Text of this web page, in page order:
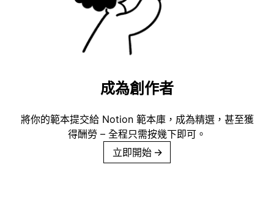
成為創作者
將你的範本提交給 Notion 範本庫，成為精選，甚至獲
得酬勞 – 全程只需按幾下即可。
立即開始 →